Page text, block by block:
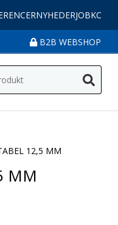
NYHEDERJOB
B2B WEBSHOP
12,5 MM
MM